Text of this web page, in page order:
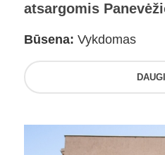
atsargomis
Būsena: Vykdomas